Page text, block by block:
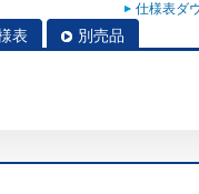
仕様表ダ
表 別売品